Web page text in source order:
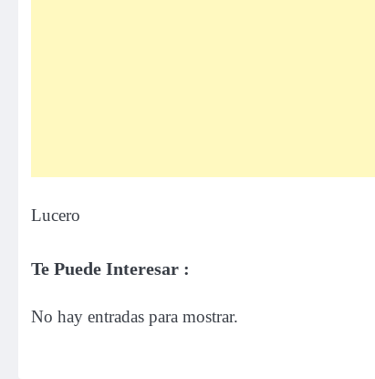
Lucero
Te Puede Interesar :
No hay entradas para mostrar.